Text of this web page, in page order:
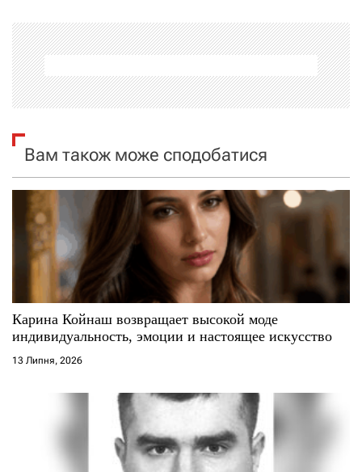
а
ц
і
а
п
с
і
в
Вам також може сподобатися
Карина Койнаш возвращает высокой моде
индивидуальность, эмоции и настоящее искусство
13 Липня, 2026